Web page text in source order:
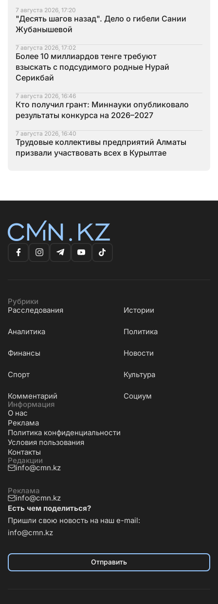
7 августа 2026, 17:20
"Десять шагов назад". Дело о гибели Сании
Жубанышевой
7 августа 2026, 17:02
Более 10 миллиардов тенге требуют
взыскать с подсудимого родные Нурай
Серикбай
7 августа 2026, 16:46
Кто получил грант: Миннауки опубликовало
результаты конкурса на 2026–2027
7 августа 2026, 16:40
Трудовые коллективы предприятий Алматы
призвали участвовать всех в Курылтае
Рубрики
Расследования
Истории
Аналитика Политика
Финансы Новости
Cпорт Культура
Комментарий
Социум
Информация
О нас
Реклама
Политика конфиденциальности
Условия пользования
Контакты
Редакции
info@cmn.kz
Реклама
info@cmn.kz
Есть чем поделиться?
Пришли свою новость на наш e-mail:
info@cmn.kz
Отправить